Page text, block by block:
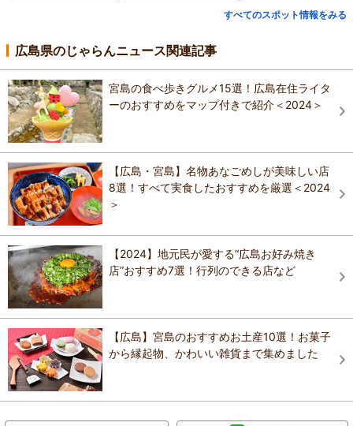
すべてのスポット情報をみる
広島県のじゃらんニュース関連記事
宮島の食べ歩きグルメ15選！広島在住ライタ
ーのおすすめをマップ付きで紹介＜2024＞
【広島・宮島】名物あなごめしが美味しい店
8選！すべて実食したおすすめを厳選＜2024
＞
【2024】地元民が愛する“広島お好み焼き
店”おすすめ7選！行列のできる店など
【広島】宮島のおすすめお土産10選！お菓子
から縁起物、かわいい雑貨まで集めました